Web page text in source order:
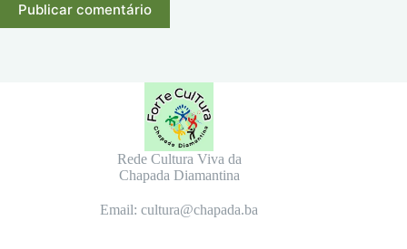
Publicar comentário
Rede Cultura Viva da
Chapada Diamantina
Email: cultura@chapada.ba